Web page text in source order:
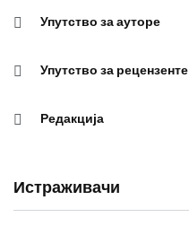
Упутство за ауторе
Упутство за рецензенте
Редакција
Истраживачи